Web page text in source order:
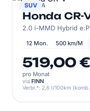
SUV
HONDA
Honda CR-
2.0 i-MMD Hybrid
12 Mon. 500 km/M
519,00 €
pro Monat
via FINN
Verbr.*: 2,6 l/100km